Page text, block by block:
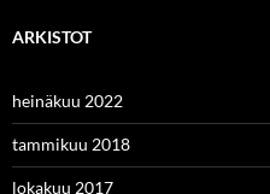
ARKISTOT
heinäkuu 2022
tammikuu 2018
lokakuu 2017